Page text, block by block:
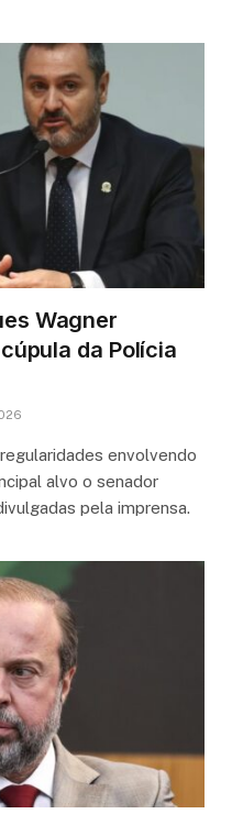
Wagner
da Polícia
envolvendo
alvo o senador
pela imprensa.